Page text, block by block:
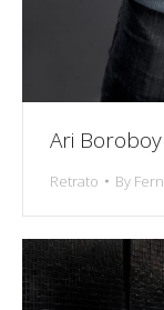
Ari Boroboy
Retrato By